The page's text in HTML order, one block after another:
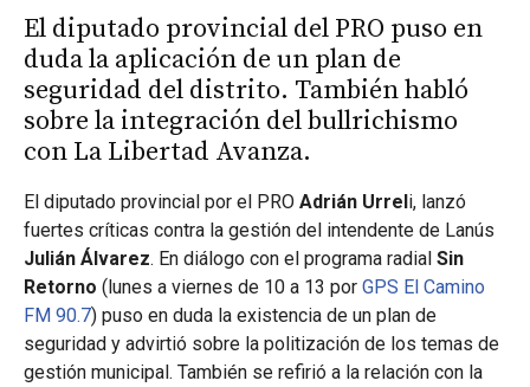
El diputado provincial del PRO puso en
duda la aplicación de un plan de
seguridad del distrito. También habló
sobre la integración del bullrichismo
con La Libertad Avanza.
El diputado provincial por el PRO Adrián Urreli, lanzó
fuertes críticas contra la gestión del intendente de Lanús
Julián Álvarez. En diálogo con el programa radial Sin
Retorno (lunes a viernes de 10 a 13 por GPS El Camino
FM 90.7) puso en duda la existencia de un plan de
seguridad y advirtió sobre la politización de los temas de
gestión municipal. También se refirió a la relación con la